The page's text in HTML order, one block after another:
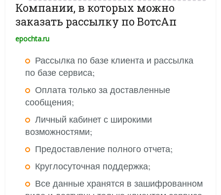
Компании, в которых можно
заказать рассылку по ВотсАп
epochta.ru
Рассылка по базе клиента и рассылка
по базе сервиса;
Оплата только за доставленные
сообщения;
Личный кабинет с широкими
возможностями;
Предоставление полного отчета;
Круглосуточная поддержка;
Все данные хранятся в зашифрованном